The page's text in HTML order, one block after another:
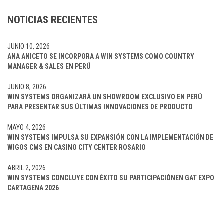
NOTICIAS RECIENTES
ANA ANICETO SE INCORPORA A WIN SYSTEMS COMO COUNTRY
MANAGER & SALES EN PERÚ
JUNIO 10, 2026
WIN SYSTEMS ORGANIZARÁ UN SHOWROOM EXCLUSIVO EN PERÚ
PARA PRESENTAR SUS ÚLTIMAS INNOVACIONES DE PRODUCTO
JUNIO 8, 2026
WIN SYSTEMS IMPULSA SU EXPANSIÓN CON LA IMPLEMENTACIÓN DE
WIGOS CMS EN CASINO CITY CENTER ROSARIO
MAYO 4, 2026
WIN SYSTEMS CONCLUYE CON ÉXITO SU PARTICIPACIÓNEN GAT EXPO
CARTAGENA 2026
ABRIL 2, 2026